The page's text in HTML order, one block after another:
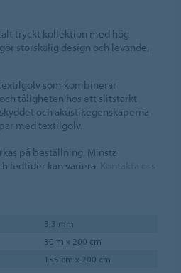
tryckt kollektion med hög
storskalig design och levande,
som kombinerar
tåligheten hos ett slitstarkt
och akustikegenskaperna
med textilgolv.
på beställning. Minsta
ledtider kan variera.
3,3 mm
30 m x 200 cm
155 cm x 200 cm